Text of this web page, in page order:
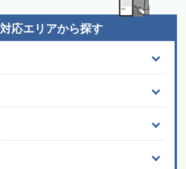
対応エリアから探す